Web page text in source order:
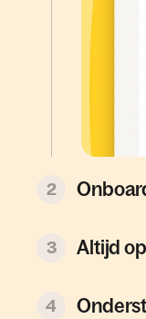
2
3 Altijd
4